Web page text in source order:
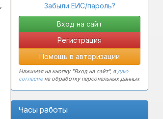
Забыли ЕИС/пароль?
Регистрация
Помощь в авторизации
Нажимая на кнопку "Вход на сайт", ядаю
согласиена обработку персональных данных
Часы работы